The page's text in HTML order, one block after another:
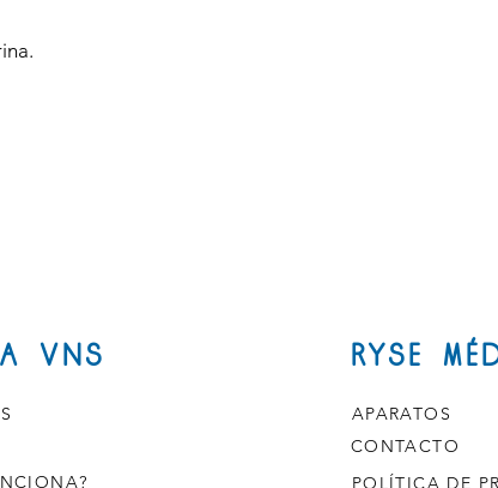
VNS RYSE
APARATOS
CONTACTO
POLÍTICA DE